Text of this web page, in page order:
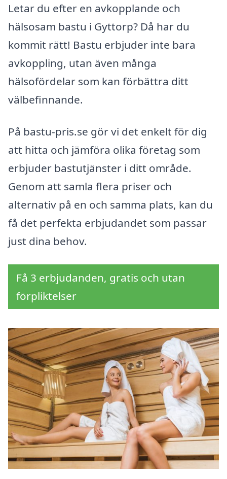
Letar du efter en avkopplande och
hälsosam bastu i Gyttorp? Då har du
kommit rätt! Bastu erbjuder inte bara
avkoppling, utan även många
hälsofördelar som kan förbättra ditt
välbefinnande.
På bastu-pris.se gör vi det enkelt för dig
att hitta och jämföra olika företag som
erbjuder bastutjänster i ditt område.
Genom att samla flera priser och
alternativ på en och samma plats, kan du
få det perfekta erbjudandet som passar
just dina behov.
Få 3 erbjudanden, gratis och utan
förpliktelser